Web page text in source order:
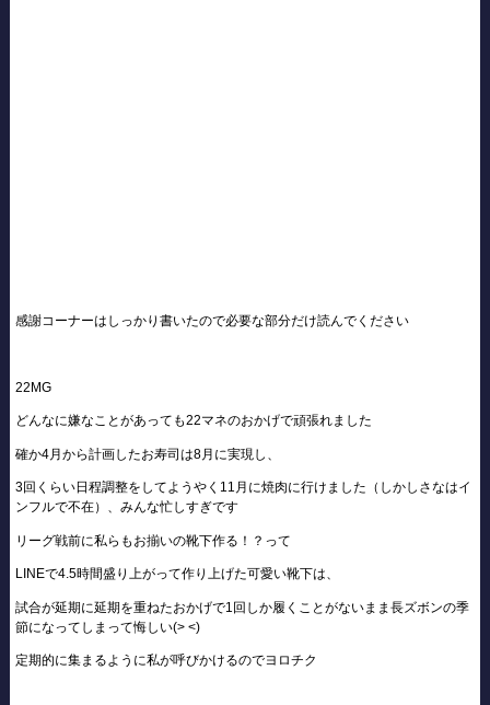
感謝コーナーはしっかり書いたので必要な部分だけ読んでください
22MG
どんなに嫌なことがあっても22マネのおかげで頑張れました
確か4月から計画したお寿司は8月に実現し、
3回くらい日程調整をしてようやく11月に焼肉に行けました（しかしさなはイ
ンフルで不在）、みんな忙しすぎです
リーグ戦前に私らもお揃いの靴下作る！？って
LINEで4.5時間盛り上がって作り上げた可愛い靴下は、
試合が延期に延期を重ねたおかげで1回しか履くことがないまま長ズボンの季
節になってしまって悔しい(> <)
定期的に集まるように私が呼びかけるのでヨロチク